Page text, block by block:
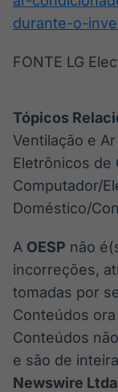
durante-o-
FONTE LG
Tópicos
Ventilação e
Eletrônicos de
Computador/
Doméstico/
A OESP não
incorreções,
tomadas por
Conteúdos
Conteúdos
e são de
Newswire Ltda